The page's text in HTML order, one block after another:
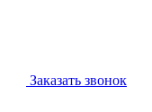
Заказать звонок